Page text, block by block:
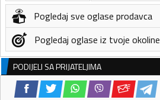
Pogledaj sve oglase prodavca
Pogledaj oglase iz tvoje okoline
PODIJELI SA PRIJATELJIMA